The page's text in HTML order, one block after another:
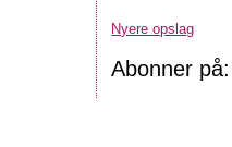
Nyere opslag
Abonner